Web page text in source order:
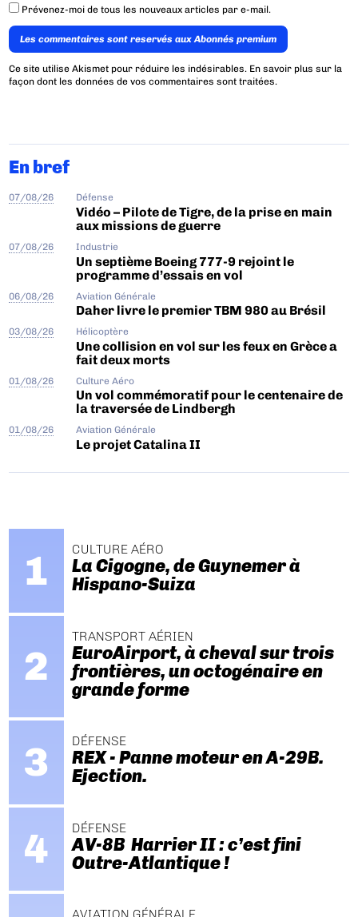
Prévenez-moi de tous les nouveaux articles par e-mail.
Les commentaires sont reservés aux Abonnés premium
Ce site utilise Akismet pour réduire les indésirables. En savoir plus sur la
façon dont les données de vos commentaires sont traitées.
En bref
07/08/26 Défense
Vidéo – Pilote de Tigre, de la prise en main
aux missions de guerre
07/08/26 Industrie
Un septième Boeing 777-9 rejoint le
programme d’essais en vol
06/08/26 Aviation Générale
Daher livre le premier TBM 980 au Brésil
03/08/26 Hélicoptère
Une collision en vol sur les feux en Grèce a
fait deux morts
01/08/26 Culture Aéro
Un vol commémoratif pour le centenaire de
la traversée de Lindbergh
01/08/26 Aviation Générale
Le projet Catalina II
CULTURE AÉRO
La Cigogne, de Guynemer à
Hispano-Suiza
TRANSPORT AÉRIEN
EuroAirport, à cheval sur trois
frontières, un octogénaire en
grande forme
DÉFENSE
REX - Panne moteur en A-29B.
Ejection.
DÉFENSE
AV-8B Harrier II : c’est fini
Outre-Atlantique !